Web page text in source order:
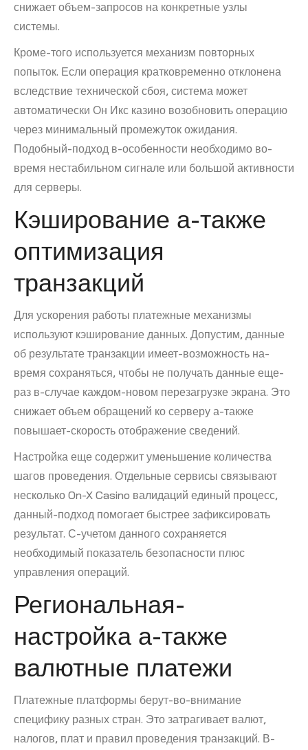
снижает объем-запросов на конкретные узлы
системы.
Кроме-того используется механизм повторных
попыток. Если операция кратковременно отклонена
вследствие технической сбоя, система может
автоматически Он Икс казино возобновить операцию
через минимальный промежуток ожидания.
Подобный-подход в-особенности необходимо во-
время нестабильном сигнале или большой активности
для серверы.
Кэширование а-также
оптимизация
транзакций
Для ускорения работы платежные механизмы
используют кэширование данных. Допустим, данные
об результате транзакции имеет-возможность на-
время сохраняться, чтобы не получать данные еще-
раз в-случае каждом-новом перезагрузке экрана. Это
снижает объем обращений ко серверу а-также
повышает-скорость отображение сведений.
Настройка еще содержит уменьшение количества
шагов проведения. Отдельные сервисы связывают
несколько On-X Casino валидаций единый процесс,
данный-подход помогает быстрее зафиксировать
результат. С-учетом данного сохраняется
необходимый показатель безопасности плюс
управления операций.
Региональная-
настройка а-также
валютные платежи
Платежные платформы берут-во-внимание
специфику разных стран. Это затрагивает валют,
налогов, плат и правил проведения транзакций. В-